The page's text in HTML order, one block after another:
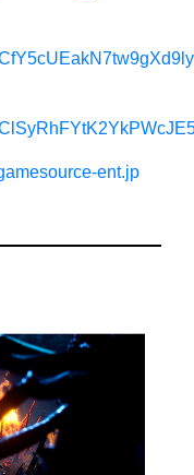
ent.jp